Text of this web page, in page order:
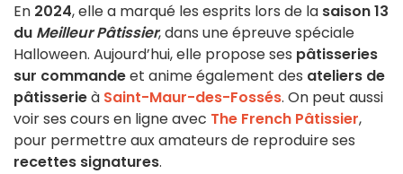
En 2024, elle a marqué les esprits lors de la saison 13
du Meilleur Pâtissier, dans une épreuve spéciale
Halloween. Aujourd’hui, elle propose ses pâtisseries
sur commandeet anime également des ateliers de
pâtisserieà Saint-Maur-des-Fossés. On peut aussi
voir ses cours en ligne avec The French Pâtissier,
pour permettre aux amateurs de reproduire ses
recettes signatures.